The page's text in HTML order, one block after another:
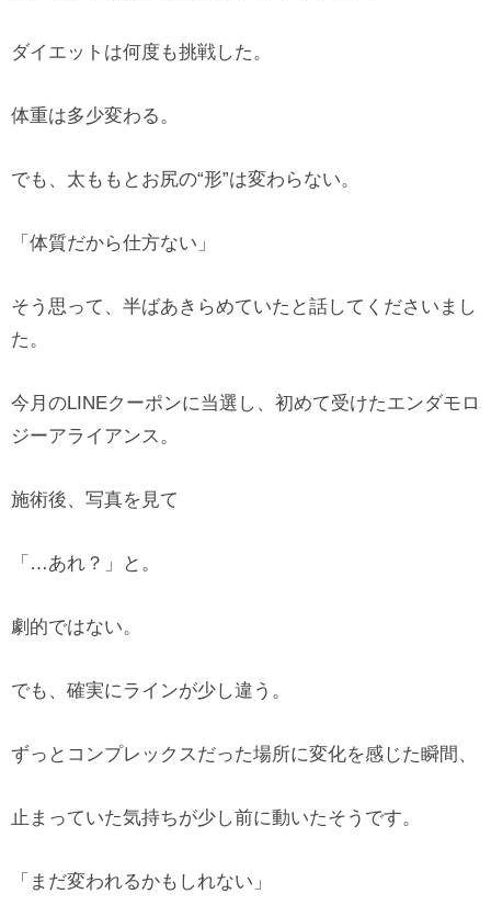
ダイエットは何度も挑戦した。
体重は多少変わる。
でも、太ももとお尻の“形”は変わらない。
「体質だから仕方ない」
そう思って、半ばあきらめていたと話してくださいまし
た。
今月のLINEクーポンに当選し、初めて受けたエンダモロ
ジーアライアンス。
施術後、写真を見て
「…あれ？」と。
劇的ではない。
でも、確実にラインが少し違う。
ずっとコンプレックスだった場所に変化を感じた瞬間、
止まっていた気持ちが少し前に動いたそうです。
「まだ変われるかもしれない」